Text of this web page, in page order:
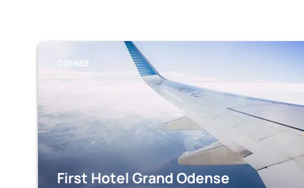
ODENSE
First Hotel Grand Odense